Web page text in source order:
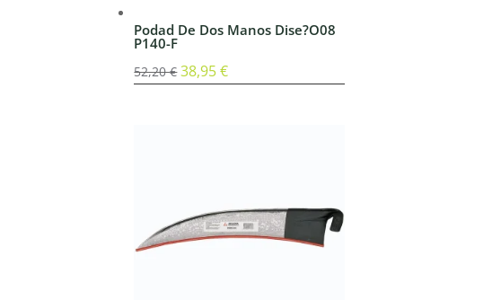
Podad De Dos Manos Dise?O08
P140-F
52,20€ El
38,95€El